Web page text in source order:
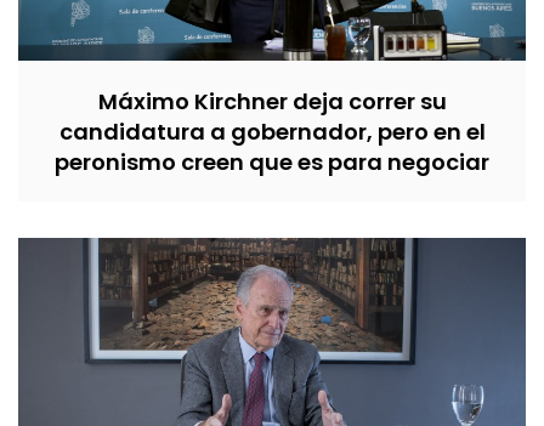
Máximo Kirchner deja correr su
candidatura a gobernador, pero en el
peronismo creen que es para negociar